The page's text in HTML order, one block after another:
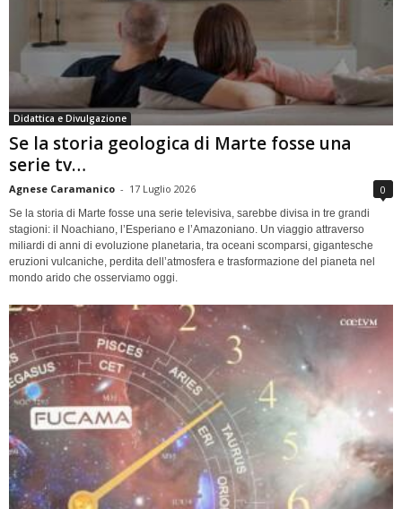
Didattica e Divulgazione
Se la storia geologica di Marte fosse una
serie tv…
Agnese Caramanico - 17 Luglio 2026 0
Se la storia di Marte fosse una serie televisiva, sarebbe divisa in tre grandi
stagioni: il Noachiano, l’Esperiano e l’Amazoniano. Un viaggio attraverso
miliardi di anni di evoluzione planetaria, tra oceani scomparsi, gigantesche
eruzioni vulcaniche, perdita dell’atmosfera e trasformazione del pianeta nel
mondo arido che osserviamo oggi.